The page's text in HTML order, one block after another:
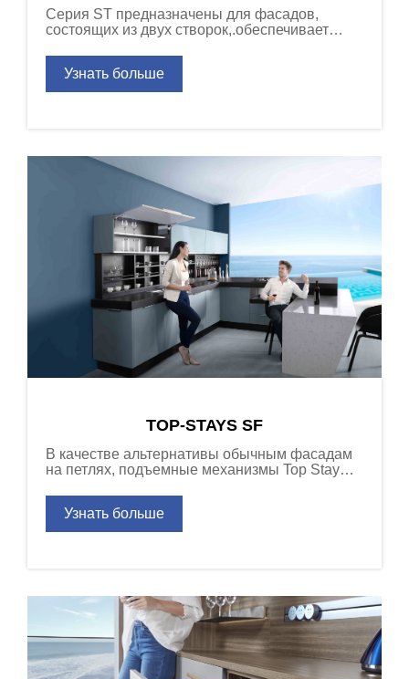
Серия ST предназначены для фасадов,
состоящих из двух створок,.обеспечивает
горизонтально.
Узнать больше
TOP-STAYS SF
В качестве альтернативы обычным фасадам
на петлях, подъемные механизмы Top Stay
шкафов.
Узнать больше